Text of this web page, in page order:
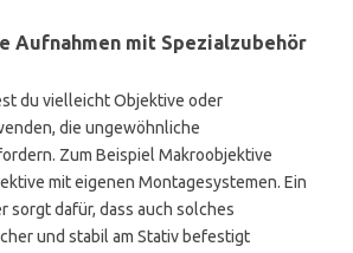
Aufnahmen mit Spezialzubehör
du vielleicht Objektive oder
die ungewöhnliche
Zum Beispiel Makroobjektive
mit eigenen Montagesystemen. Ein
sorgt dafür, dass auch solches
und stabil am Stativ befestigt